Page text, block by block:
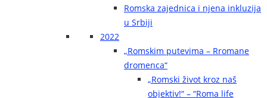
Romska zajednica i njena inkluzija
u Srbiji
2022
„Romskim putevima – Rromane
dromenca“
„Romski život kroz naš
objektiv!“ – “Roma life